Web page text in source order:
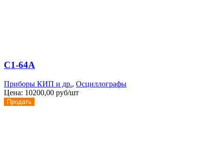
С1-64А
Приборы КИП и др., Осциллографы
Цена: 10200,00 руб/шт
Продать